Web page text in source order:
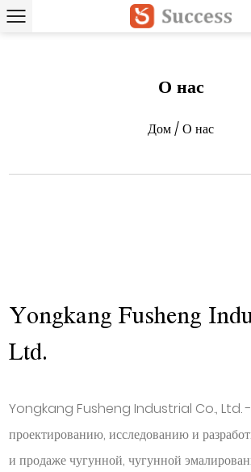
О нас
Дом/О нас
Yongkang Fusheng
Ltd.
Yongkang Fusheng Industrial Co., Ltd. -
проектированию, исследованию и
и продаже чугунной, чугунной